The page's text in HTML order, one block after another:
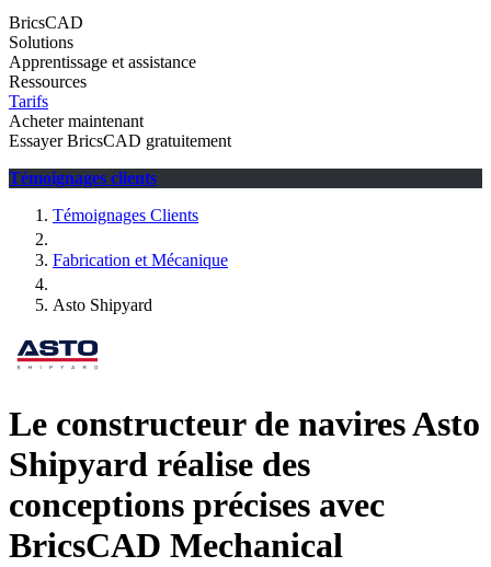
BricsCAD
Solutions
Apprentissage et assistance
Ressources
Tarifs
Acheter maintenant
Essayer BricsCAD gratuitement
Témoignages clients
Témoignages Clients
Fabrication et Mécanique
Asto Shipyard
Le constructeur de navires Asto
Shipyard réalise des
conceptions précises avec
BricsCAD Mechanical